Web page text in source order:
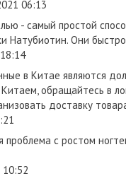
06:13
- самый простой
Натубиотин. Они
в Китае являются
обращайтесь в
доставку
проблема с ростом